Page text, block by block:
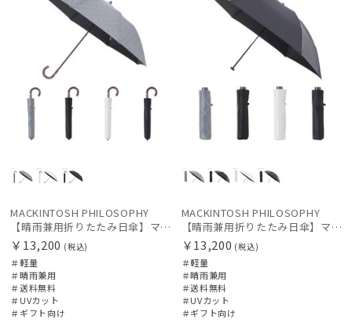
MACKINTOSH PHILOSOPHY
【晴雨兼用折りたたみ日傘】マッキントッシュ フィロソフィー (MACKINTOSH PHILOSOPHY) ロゴモノグラム
￥13,200 (税込)
＃軽量
＃晴雨兼用
＃送料無料
＃UVカット
＃ギフト向け
MACKINTOSH PHILOSOPHY
【晴雨兼用折りたたみ日傘】マッキントッシュ フィロソフィー (MACKINTOSH PHILOSOPHY) ロゴモノグラム
￥13,200 (税込)
＃軽量
＃晴雨兼用
＃送料無料
＃UVカット
＃ギフト向け